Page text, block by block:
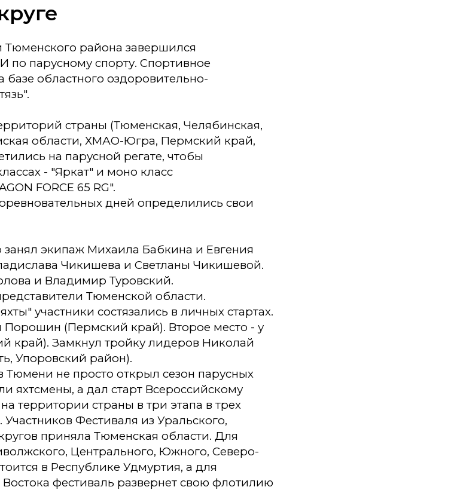
Тюменского района завершился
по парусному спорту. Спортивное
областного оздоровительно-
страны (Тюменская, Челябинская,
области, ХМАО-Югра, Пермский край,
на парусной регате, чтобы
- "Яркат" и моно класс
FORCE 65 RG".
дней определились свои
занял экипаж Михаила Бабкина и Евгения
Чикишева и Светланы Чикишевой.
и Владимир Туровский.
Тюменской области.
участники состязались в личных стартах.
Порошин (Пермский край). Второе место - у
край). Замкнул тройку лидеров Николай
Упоровский район).
Тюмени не просто открыл сезон парусных
яхтсмены, а дал старт Всероссийскому
территории страны в три этапа в ​трех
Фестиваля из Уральского,
приняла Тюменская области. Для
Центрального, Южного, Северо-
в Республике Удмуртия, а для
фестиваль развернет свою флотилию